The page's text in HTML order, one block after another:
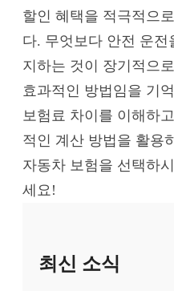
할인 혜택을 적극적으
다. 무엇보다 안전 운
지하는 것이 장기적으
효과적인 방법임을 기
보험료 차이를 이해하
적인 계산 방법을 활용
자동차 보험을 선택하
세요!
최신 소식